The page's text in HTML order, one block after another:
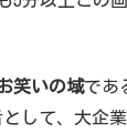
笑いの域であ
として、大企